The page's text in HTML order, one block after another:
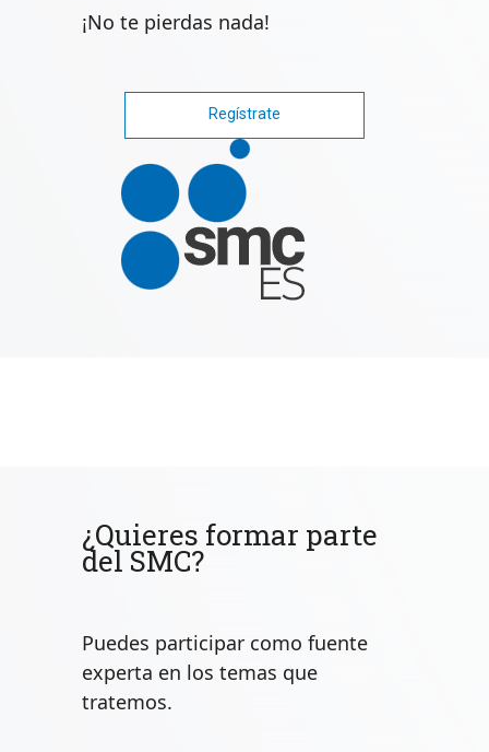
¡No te pierdas nada!
Regístrate
¿Quieres formar parte
del SMC?
Puedes participar como fuente
experta en los temas que
tratemos.